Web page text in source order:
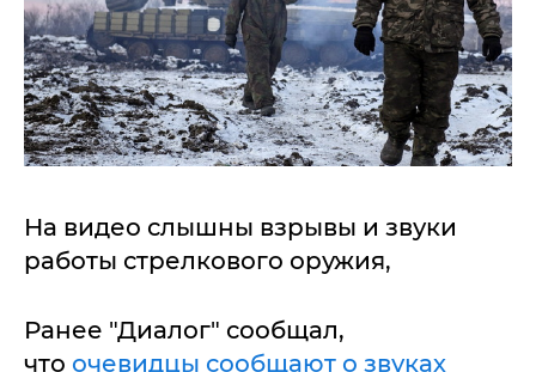
На видео слышны взрывы и звуки
работы стрелкового оружия,
Ранее "Диалог" сообщал,
что очевидцы сообщают о звуках